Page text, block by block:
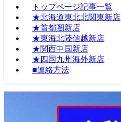
トップページ記事一覧
★北海道東北北関東新店
★首都圏新店
★東海北陸信越新店
★関西中国新店
★四国九州海外新店
■連絡方法